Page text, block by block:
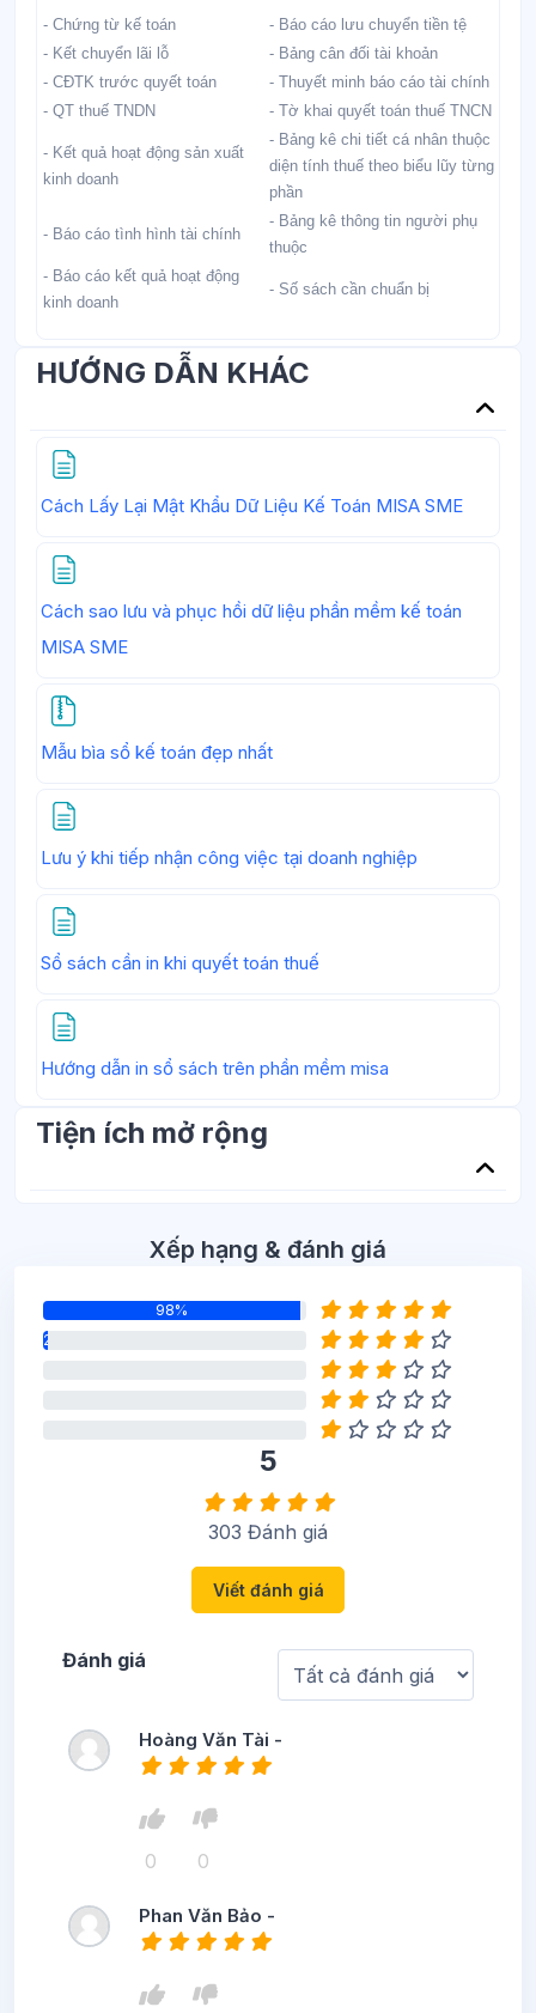
- Chứng từ kế toán
- Báo cáo lưu chuyển tiền tệ
- Kết chuyển lãi lỗ
- Bảng cân đối tài khoản
- CĐTK trước quyết toán
- Thuyết minh báo cáo tài chính
- QT thuế TNDN
- Tờ khai quyết toán thuế TNCN
- Kết quả hoạt động sản xuất
kinh doanh
- Bảng kê chi tiết cá nhân thuộc
diện tính thuế theo biểu lũy từng
phần
- Báo cáo tình hình tài chính
- Bảng kê thông tin người phụ
thuộc
- Báo cáo kết quả hoạt động
kinh doanh
- Số sách cần chuẩn bị
HƯỚNG DẪN KHÁC
Cách Lấy Lại Mật Khẩu Dữ Liệu Kế Toán MISA SMETrang
Cách sao lưu và phục hồi dữ liệu phần mềm kế toán
MISA SMETrang
Mẫu bìa sổ kế toán đẹp nhấtFile
Lưu ý khi tiếp nhận công việc tại doanh nghiệp
Sổ sách cần in khi quyết toán thuế
Hướng dẫn in sổ sách trên phần mềm misa
Tiện ích mở rộng
Bỏ qua Xếp hạng & đánh giá
Xếp hạng & đánh giá
5
303 Đánh giá
Viết đánh giá
98%
2%
Đánh giá
Hoàng Văn Tài -
0 0
Phan Văn Bảo -